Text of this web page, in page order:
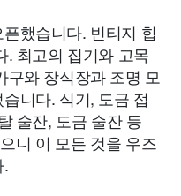
했습니다. 빈티지 힙
. 최고의 집기와 고목
와 장식장과 조명 모
니다. 식기, 도금 접
술잔, 도금 술잔 등
니 이 모든 것을 우즈
.